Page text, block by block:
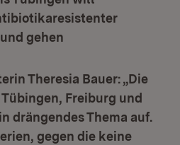
gehen
Theresia Bauer: „Die
Freiburg und
drängendes Thema auf.
gegen die keine